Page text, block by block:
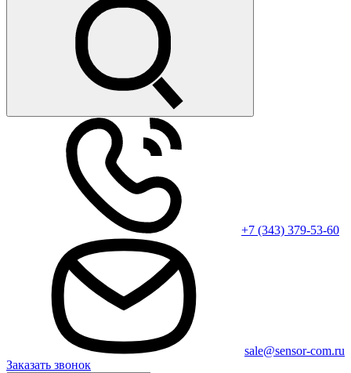
+7 (343) 379-53-60
sale@sensor-com.ru
Заказать звонок